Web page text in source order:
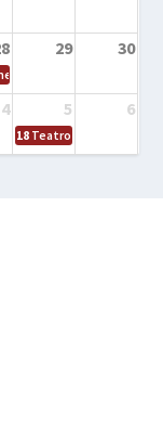
29 30
en el calle – Tintín y el
4 5 6
18 Teatro – Tres